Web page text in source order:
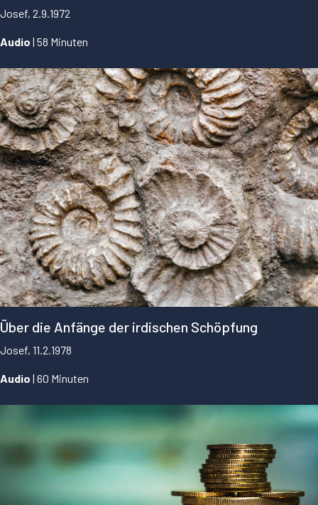
Josef, 2.9.1972
Audio | 58 Minuten
...
Über die Anfänge der irdischen Schöpfung
Josef, 11.2.1978
Audio | 60 Minuten
...